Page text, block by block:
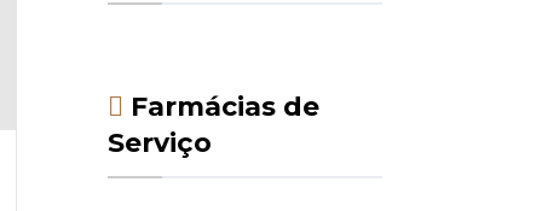
Farmácias de
Serviço